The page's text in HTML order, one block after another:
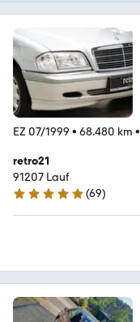
EZ 07/1999 • 68.480 km •
retro21
91207 Lauf
5 Sterne
(69)